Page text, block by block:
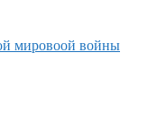
мировоой войны